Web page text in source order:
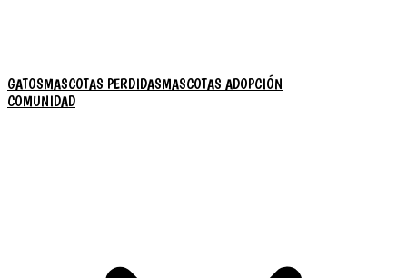
GATOSMASCOTAS PERDIDASMASCOTAS ADOPCIÓN
COMUNIDAD